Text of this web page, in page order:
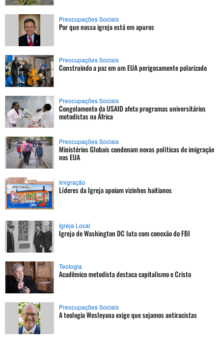
Preocupações Sociais
Por que nossa igreja está em apuros
Preocupações Sociais
Construindo a paz em um EUA perigosamente polarizado
Preocupações Sociais
Congelamento da USAID afeta programas universitários
metodistas na África
Preocupações Sociais
Ministérios Globais condenam novas políticas de imigração
nos EUA
Imigração
Líderes da Igreja apoiam vizinhos haitianos
Igreja Local
Igreja de Washington DC luta com conexão do FBI
Teologia
Acadêmico metodista destaca capitalismo e Cristo
Preocupações Sociais
A teologia Wesleyana exige que sejamos antiracistas